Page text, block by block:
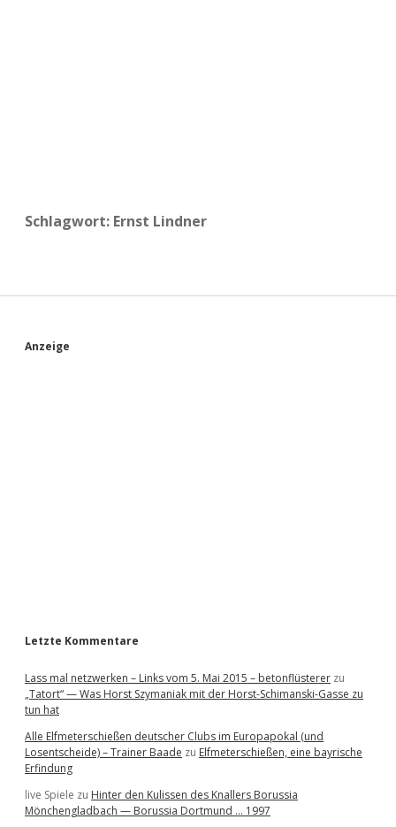
Schlagwort: Ernst Lindner
S
Anzeige
Letzte Kommentare
Lass mal netzwerken – Links vom 5. Mai 2015 – betonflüsterer zu
„Tatort“ — Was Horst Szymaniak mit der Horst-Schimanski-Gasse zu
tun hat
Alle Elfmeterschießen deutscher Clubs im Europapokal (und
Losentscheide) – Trainer Baade zu Elfmeterschießen, eine bayrische
Erfindung
live Spiele zu Hinter den Kulissen des Knallers Borussia
Mönchengladbach — Borussia Dortmund … 1997